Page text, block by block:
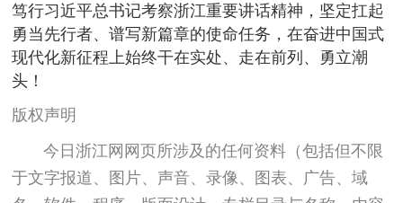
笃行习近平总书记考察浙江重要讲话精神，坚定扛起
勇当先行者、谱写新篇章的使命任务，在奋进中国式
现代化新征程上始终干在实处、走在前列、勇立潮
头！
版权声明
今日浙江网网页所涉及的任何资料（包括但不限
于文字报道、图片、声音、录像、图表、广告、域